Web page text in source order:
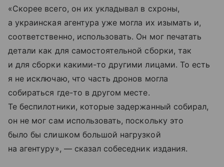
«Скорее всего, он их укладывал в схроны,
а украинская агентура уже могла их изымать и,
соответственно, использовать. Он мог печатать
детали как для самостоятельной сборки, так
и для сборки какими-то другими лицами. То есть
я не исключаю, что часть дронов могла
собираться где-то в другом месте.
Те беспилотники, которые задержанный собирал,
он не мог сам использовать, поскольку это
было бы слишком большой нагрузкой
на агентуру», — сказал собеседник издания.